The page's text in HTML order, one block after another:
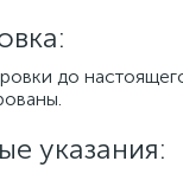
до
указания: